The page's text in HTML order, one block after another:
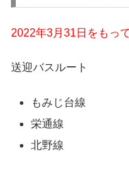
2022年3月31日をもっ
送迎バスルート
もみじ台線
栄通線
北野線